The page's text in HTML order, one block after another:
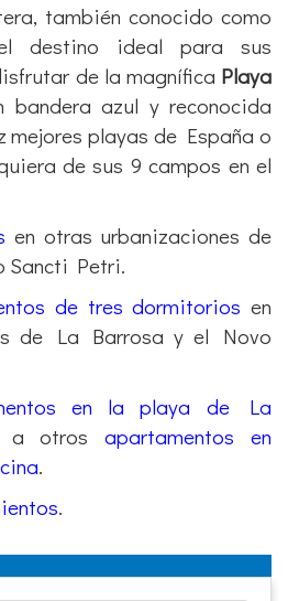
también conocido como
destino ideal para sus
de la magnífica Playa
bandera azul y reconocida
mejores playas de España o
de sus 9 campos en el
en otras urbanizaciones de
Sancti Petri.
de tres dormitorios en
de La Barrosa y el Novo
en la playa de La
a otrosapartamentos en
.
.